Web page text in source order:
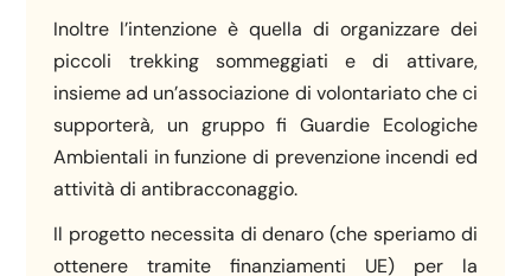
Inoltre l’intenzione è quella di organizzare dei
piccoli trekking sommeggiati e di attivare,
insieme ad un’associazione di volontariato che ci
supporterà, un gruppo fi Guardie Ecologiche
Ambientali in funzione di prevenzione incendi ed
attività di antibracconaggio.
Il progetto necessita di denaro (che speriamo di
ottenere tramite finanziamenti UE) per la